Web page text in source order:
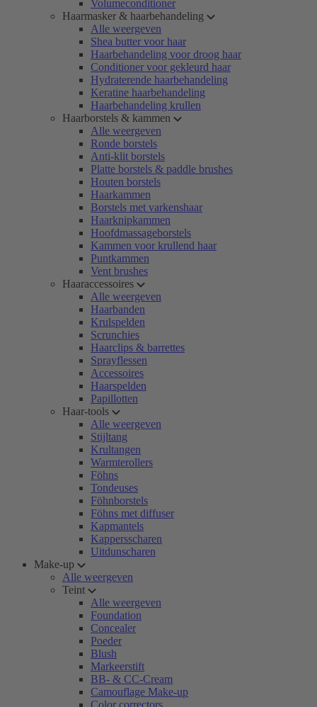
Volumeconditioner
Haarmasker & haarbehandeling
Alle weergeven
Shea butter voor haar
Haarbehandeling voor droog haar
Conditioner voor gekleurd haar
Hydraterende haarbehandeling
Keratine haarbehandeling
Haarbehandeling krullen
Haarborstels & kammen
Alle weergeven
Ronde borstels
Anti-klit borstels
Platte borstels & paddle brushes
Houten borstels
Haarkammen
Borstels met varkenshaar
Haarknipkammen
Hoofdmassageborstels
Kammen voor krullend haar
Puntkammen
Vent brushes
Haaraccessoires
Alle weergeven
Haarbanden
Krulspelden
Scrunchies
Haarclips & barrettes
Sprayflessen
Accessoires
Haarspelden
Papillotten
Haar-tools
Alle weergeven
Stijltang
Krultangen
Warmterollers
Föhns
Tondeuses
Föhnborstels
Föhns met diffuser
Kapmantels
Kappersscharen
Uitdunscharen
Make-up
Alle weergeven
Teint
Alle weergeven
Foundation
Concealer
Poeder
Blush
Markeerstift
BB- & CC-Cream
Camouflage Make-up
Color correctors